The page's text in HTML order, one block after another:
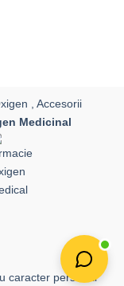
, Accesorii
Medicinal
caracter personal